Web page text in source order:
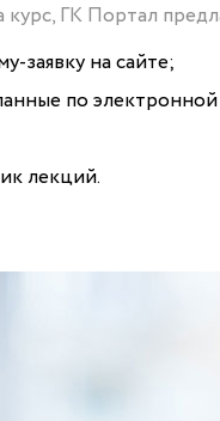
ГК Портал
заявку на сайте;
по
лекций.